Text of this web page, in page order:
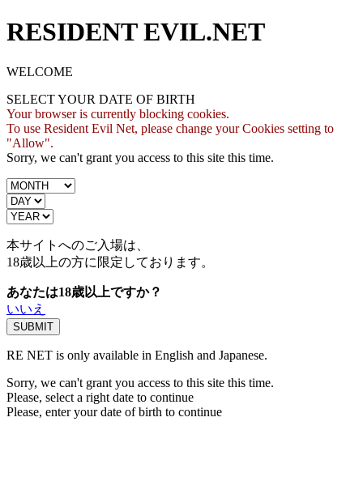
RESIDENT EVIL.NET
WELCOME
SELECT YOUR DATE OF BIRTH
Your browser is currently blocking cookies.
To use Resident Evil Net, please change your Cookies setting to
"Allow".
Sorry, we can't grant you access to this site this time.
本サイトへのご入場は、
18歳以上の方に限定しております。
あなたは18歳以上ですか？
いいえ
RE NET is only available in English and Japanese.
Sorry, we can't grant you access to this site this time.
Please, select a right date to continue
Please, enter your date of birth to continue